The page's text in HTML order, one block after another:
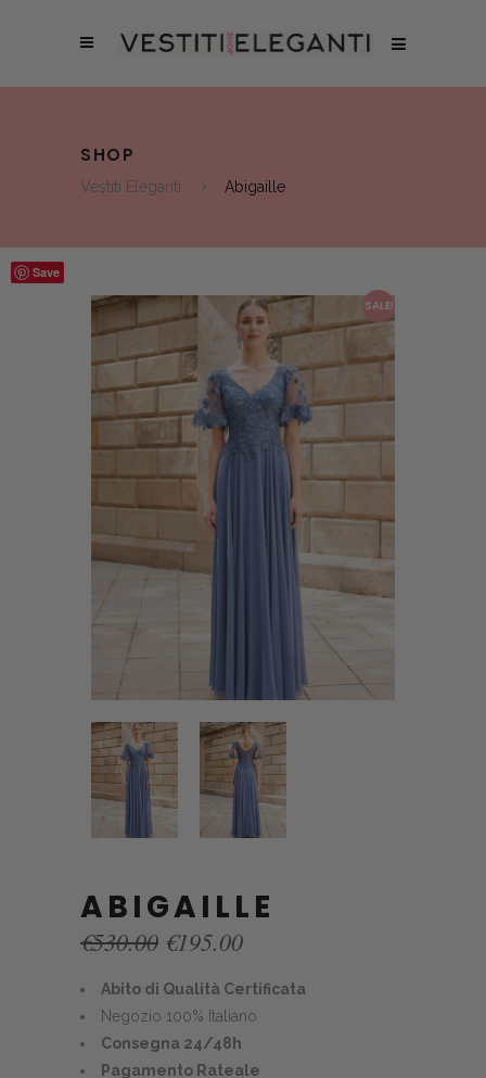
SHOP
Vestiti Eleganti Abigaille
Save
SALE!
ABIGAILLE
€530.00 Original
was:
€530.00.
€195.00Current
is:
€195.00.
Abito di Qualità Certificata
Negozio 100% Italiano
Consegna 24/48h
Pagamento Rateale